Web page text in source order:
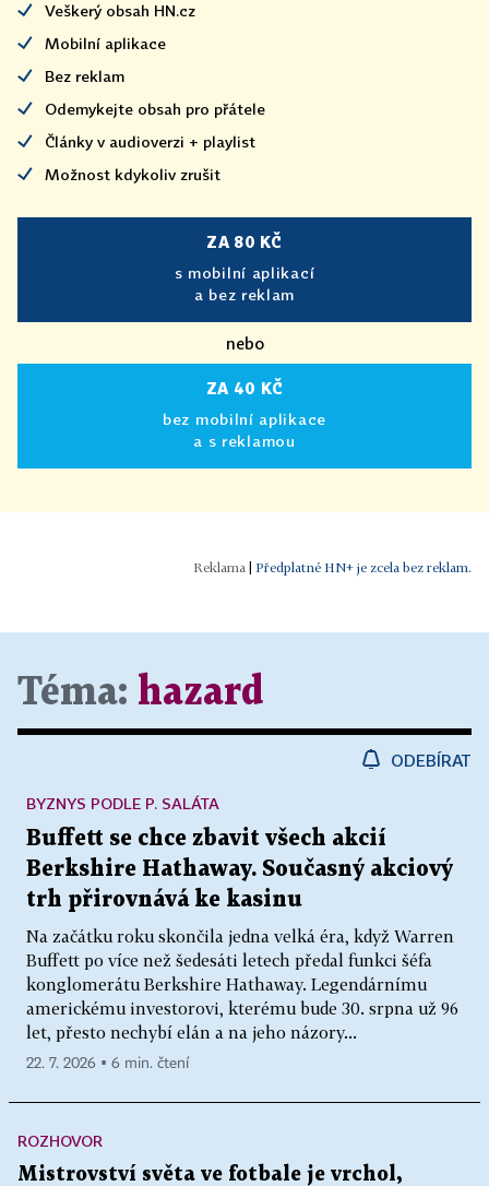
Veškerý obsah HN.cz
Mobilní aplikace
Bez reklam
Odemykejte obsah pro přátele
Články v audioverzi + playlist
Možnost kdykoliv zrušit
ZA 80 KČ
s mobilní aplikací
a bez reklam
nebo
ZA 40 KČ
bez mobilní aplikace
a s reklamou
Předplatné HN+ je zcela bez reklam.
Téma: hazard
ODEBÍRAT
Buffett se chce zbavit všech akcií
Berkshire Hathaway. Současný akciový
trh přirovnává ke kasinu
Na začátku roku skončila jedna velká éra, když Warren
Buffett po více než šedesáti letech předal funkci šéfa
konglomerátu Berkshire Hathaway. Legendárnímu
americkému investorovi, kterému bude 30. srpna už 96
let, přesto nechybí elán a na jeho názory...
BYZNYS PODLE P. SALÁTA
22. 7. 2026 ▪ 6 min. čtení
ROZHOVOR
Mistrovství světa ve fotbale je vrchol,